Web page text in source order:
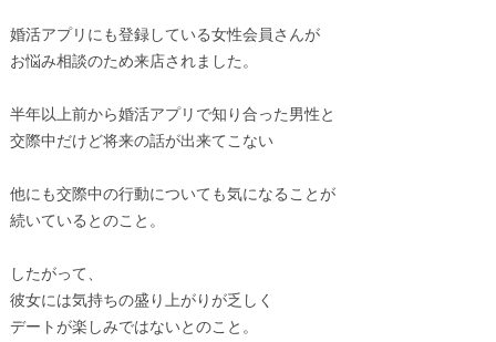
婚活アプリにも登録している女性会員さんが
お悩み相談のため来店されました。
半年以上前から婚活アプリで知り合った男性と
交際中だけど将来の話が出来てこない
他にも交際中の行動についても気になることが
続いているとのこと。
したがって、
彼女には気持ちの盛り上がりが乏しく
デートが楽しみではないとのこと。